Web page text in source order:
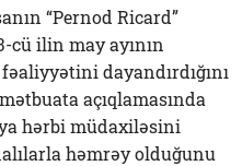
“Pernod Ricard”
cü ilin may ayının
dayandırdığını
açıqlamasında
hərbi müdaxiləsini
həmrəy olduğunu